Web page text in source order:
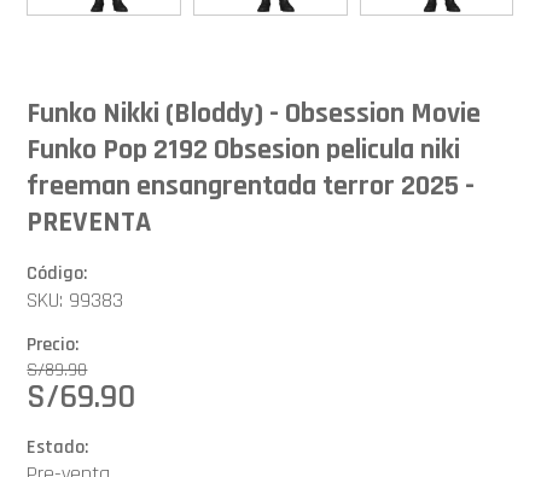
Funko Nikki (Bloddy) - Obsession Movie
Funko Pop 2192 Obsesion pelicula niki
freeman ensangrentada terror 2025 -
PREVENTA
Código:
SKU: 99383
Precio:
S/89.90
S/69.90
Estado: